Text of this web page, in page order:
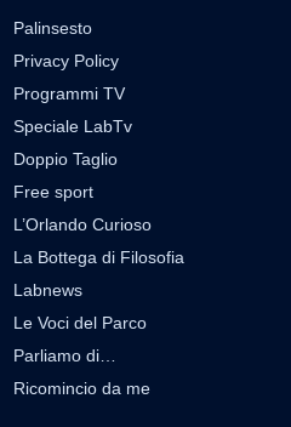
Palinsesto
Privacy Policy
Programmi TV
Speciale LabTv
Doppio Taglio
Free sport
L’Orlando Curioso
La Bottega di Filosofia
Labnews
Le Voci del Parco
Parliamo di…
Ricomincio da me